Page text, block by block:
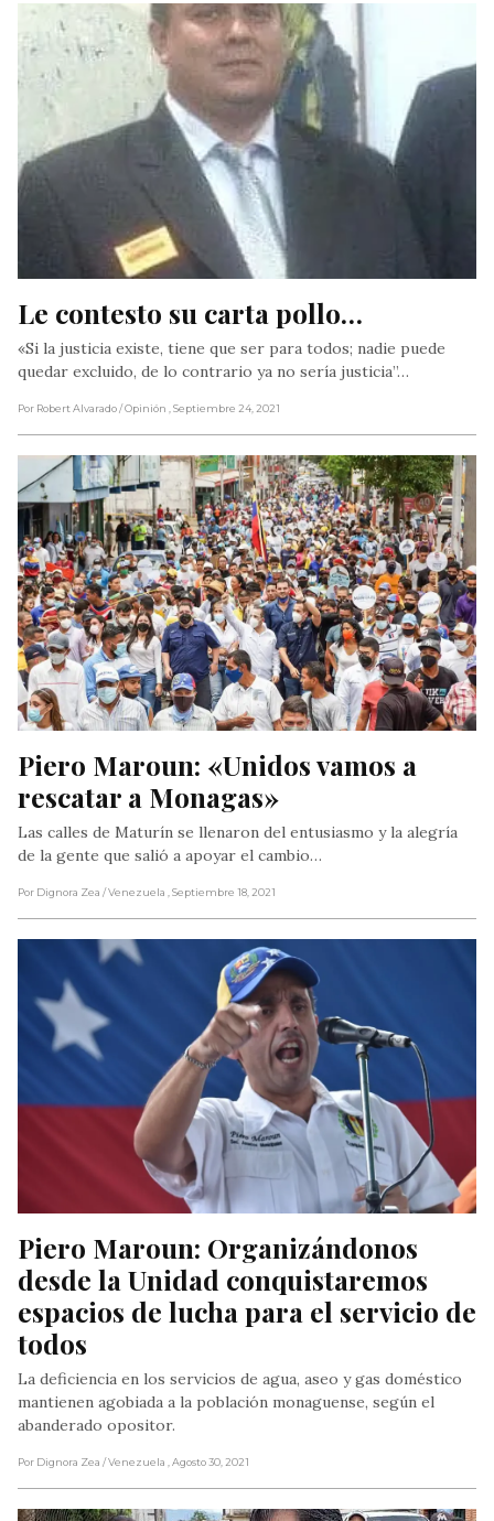
Le contesto su carta pollo…
«Si la justicia existe, tiene que ser para todos; nadie puede
quedar excluido, de lo contrario ya no sería justicia”…
Por Robert Alvarado/ Opinión , Septiembre 24, 2021
Piero Maroun: «Unidos vamos a
rescatar a Monagas»
Las calles de Maturín se llenaron del entusiasmo y la alegría
de la gente que salió a apoyar el cambio…
Por Dignora Zea / Venezuela , Septiembre 18, 2021
Piero Maroun: Organizándonos
desde la Unidad conquistaremos
espacios de lucha para el servicio de
todos
La deficiencia en los servicios de agua, aseo y gas doméstico
mantienen agobiada a la población monaguense, según el
abanderado opositor.
Por Dignora Zea / Venezuela , Agosto 30, 2021